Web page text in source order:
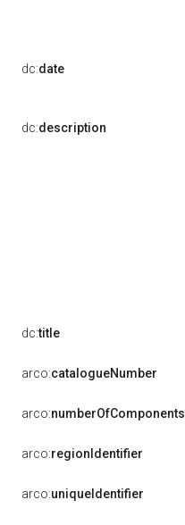
dc:date
dc:description
dc:title
arco:catalogueNumber
arco:numberOfComponents
arco:regionIdentifier
arco:uniqueIdentifier